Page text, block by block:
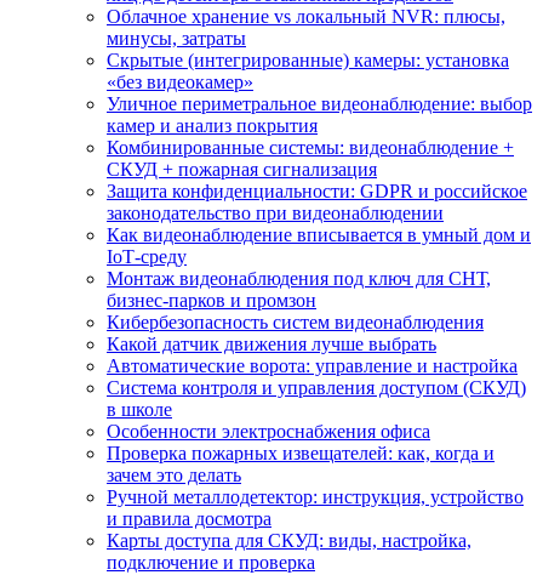
Облачное хранение vs локальный NVR: плюсы,
минусы, затраты
Скрытые (интегрированные) камеры: установка
«без видеокамер»
Уличное периметральное видеонаблюдение: выбор
камер и анализ покрытия
Комбинированные системы: видеонаблюдение +
СКУД + пожарная сигнализация
Защита конфиденциальности: GDPR и российское
законодательство при видеонаблюдении
Как видеонаблюдение вписывается в умный дом и
IoT‑среду
Монтаж видеонаблюдения под ключ для СНТ,
бизнес‑парков и промзон
Кибербезопасность систем видеонаблюдения
Какой датчик движения лучше выбрать
Автоматические ворота: управление и настройка
Система контроля и управления доступом (СКУД)
в школе
Особенности электроснабжения офиса
Проверка пожарных извещателей: как, когда и
зачем это делать
Ручной металлодетектор: инструкция, устройство
и правила досмотра
Карты доступа для СКУД: виды, настройка,
подключение и проверка